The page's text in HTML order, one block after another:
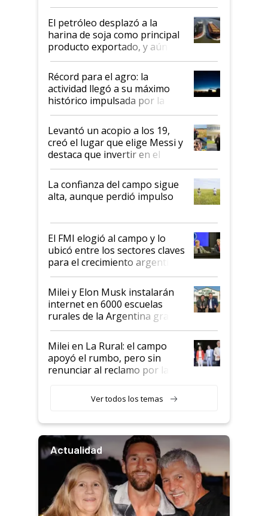
El petróleo desplazó a la
harina de soja como principal
producto exportado, y aún así
el agro aportó casi seis de cada
diez dólares y sostuvo el
liderazgo en un semestre
récord
Récord para el agro: la
actividad llegó a su máximo
histórico impulsada por la
cosecha y las exportaciones
Levantó un acopio a los 19,
creó el lugar que elige Messi y
destaca que invertir en el
kirchnerismo era como "darle
plata a un hijo para droga":
Juan Félix Rossetti, el libertario
que de una dura crisis salió
de Milei
La confianza del campo sigue
alta, aunque perdió impulso
El FMI elogió al campo y lo
ubicó entre los sectores claves
para el crecimiento argentino
Milei y Elon Musk instalarán
internet en 6000 escuelas
rurales de la Argentina gracias
a un acuerdo con Starlink
Milei en La Rural: el campo
apoyó el rumbo, pero sin
renunciar al reclamo por las
Ver todos los temas
Actualidad